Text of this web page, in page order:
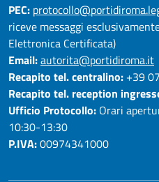
PEC:
riceve messaggi
Elettronica Certificata)
Email:autorita@portidiroma.it
Recapito tel. centralino: +39
Recapito tel. reception
Ufficio Protocollo: Orari
10:30-13:30
P.IVA:00974341000